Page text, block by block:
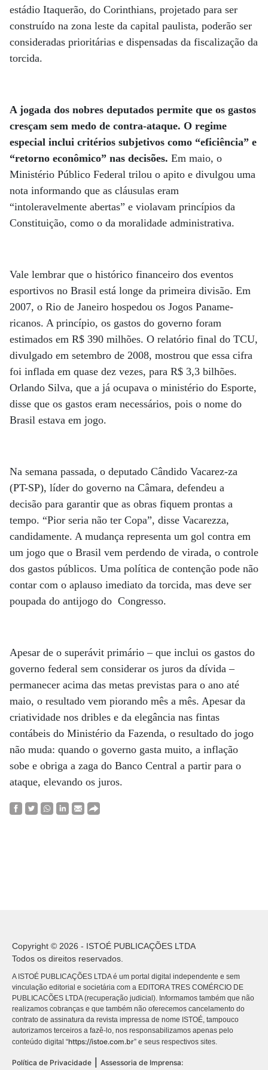
estádio Itaquerão, do Corinthians, projetado para ser
construído na zona leste da capital paulista, poderão ser
consideradas prioritárias e dispensadas da fiscalização da
torcida.
A jogada dos nobres deputados permite que os gastos
cresçam sem medo de contra-ataque. O regime
especial inclui critérios subjetivos como “eficiência” e
“retorno econômico” nas decisões. Em maio, o
Ministério Público Federal trilou o apito e divulgou uma
nota informando que as cláusulas eram
“intoleravelmente abertas” e violavam princípios da
Constituição, como o da moralidade administrativa.
Vale lembrar que o histórico financeiro dos eventos
esportivos no Brasil está longe da primeira divisão. Em
2007, o Rio de Janeiro hospedou os Jogos Paname-
ricanos. A princípio, os gastos do governo foram
estimados em R$ 390 milhões. O relatório final do TCU,
divulgado em setembro de 2008, mostrou que essa cifra
foi inflada em quase dez vezes, para R$ 3,3 bilhões.
Orlando Silva, que a já ocupava o ministério do Esporte,
disse que os gastos eram necessários, pois o nome do
Brasil estava em jogo.
Na semana passada, o deputado Cândido Vacarez-za
(PT-SP), líder do governo na Câmara, defendeu a
decisão para garantir que as obras fiquem prontas a
tempo. “Pior seria não ter Copa”, disse Vacarezza,
candidamente. A mudança representa um gol contra em
um jogo que o Brasil vem perdendo de virada, o controle
dos gastos públicos. Uma política de contenção pode não
contar com o aplauso imediato da torcida, mas deve ser
poupada do antijogo do Congresso.
Apesar de o superávit primário – que inclui os gastos do
governo federal sem considerar os juros da dívida –
permanecer acima das metas previstas para o ano até
maio, o resultado vem piorando mês a mês. Apesar da
criatividade nos dribles e da elegância nas fintas
contábeis do Ministério da Fazenda, o resultado do jogo
não muda: quando o governo gasta muito, a inflação
sobe e obriga a zaga do Banco Central a partir para o
ataque, elevando os juros.
Copyright © 2026 - ISTOÉ PUBLICAÇÕES LTDA
Todos os direitos reservados.
A ISTOÉ PUBLICAÇÕES LTDA é um portal digital independente e sem
vinculação editorial e societária com a EDITORA TRES COMÉRCIO DE
PUBLICACÕES LTDA (recuperação judicial). Informamos também que não
realizamos cobranças e que também não oferecemos cancelamento do
contrato de assinatura da revista impressa de nome ISTOÉ, tampouco
autorizamos terceiros a fazê-lo, nos responsabilizamos apenas pelo
conteúdo digital “https://istoe.com.br” e seus respectivos sites.
Política de Privacidade | Assessoria de Imprensa: